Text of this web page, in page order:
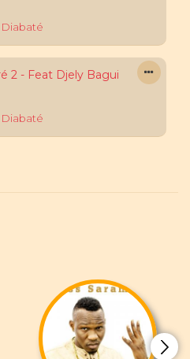
2 - Feat Djely Bagui